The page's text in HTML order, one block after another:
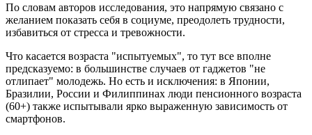
По словам авторов исследования, это напрямую связано с
желанием показать себя в социуме, преодолеть трудности,
избавиться от стресса и тревожности.
Что касается возраста "испытуемых", то тут все вполне
предсказуемо: в большинстве случаев от гаджетов "не
отлипает" молодежь. Но есть и исключения: в Японии,
Бразилии, России и Филиппинах люди пенсионного возраста
(60+) также испытывали ярко выраженную зависимость от
смартфонов.